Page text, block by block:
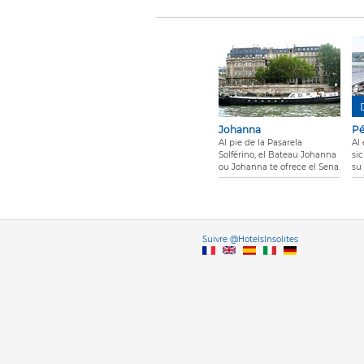
Johanna
Al pie de la Pasarela
Solférino, el Bateau Johanna
ou Johanna te ofrece el Sena.
Al
su
Suivre @HotelsInsolites